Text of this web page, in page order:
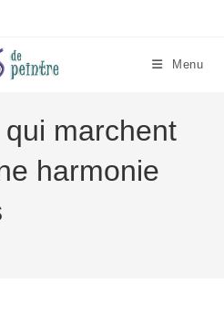
Menu
marchent
harmonie